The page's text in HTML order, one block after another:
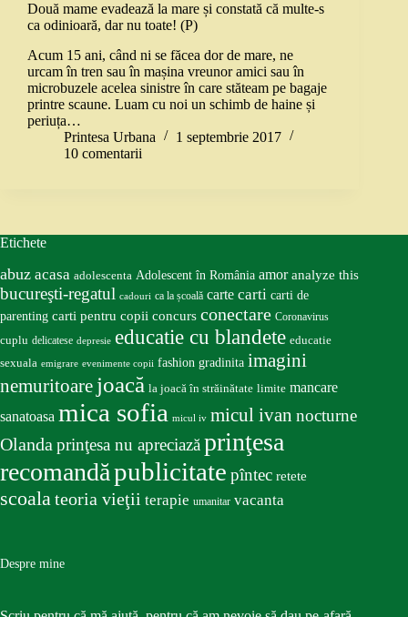
Două mame evadează la mare și constată că multe-s
ca odinioară, dar nu toate! (P)
Acum 15 ani, când ni se făcea dor de mare, ne
urcam în tren sau în mașina vreunor amici sau în
microbuzele acelea sinistre în care stăteam pe bagaje
printre scaune. Luam cu noi un schimb de haine și
periuța…
Printesa Urbana
1 septembrie 2017
10 comentarii
Etichete
abuz acasa adolescenta Adolescent în România amor analyze this
bucureşti-regatul cadouri ca la școală carte carti carti de
parenting carti pentru copii concurs conectare Coronavirus
cuplu delicatese depresie educatie cu blandete educatie
sexuala emigrare evenimente copii fashion gradinita imagini
nemuritoare joacă la joacă în străinătate limite mancare
sanatoasa mica sofia micul iv micul ivan nocturne
Olandaprinţesa nu apreciazăprinţesa
recomandăpublicitate pîntec retete
scoalateoria vieţii terapie umanitar vacanta
Despre mine